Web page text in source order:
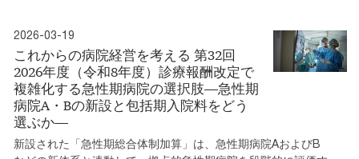
2026-03-19
これからの病院経営を考える 第32回
2026年度（令和8年度）診療報酬改定で
複雑化する急性期病院の選択肢―急性期
病院A・Bの新設と包括期入院料をどう
選ぶか―
新設された「急性期総合体制加算」は、急性期病院AおよびB